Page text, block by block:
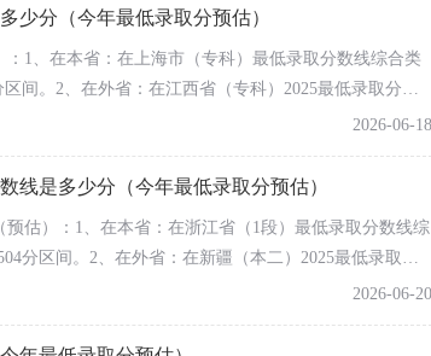
87256
28767 402
109452
387
147056
459
37257 477
177095
427
少分（今年最低录取分预估）
1、在本省：在上海市（专科）最低录取分数线综合类
间。2、在外省：在江西省（专科）2025最低录取分数
最低录取分数线综合类425分；在安徽省（专科）最低录
2026-06-18
线是多少分（今年最低录取分预估）
估）：1、在本省：在浙江省（1段）最低录取分数线综
分区间。2、在外省：在新疆（本二）2025最低录取分
线物理类475分；在安徽省（本科）最低录取分数线物理
2026-06-20